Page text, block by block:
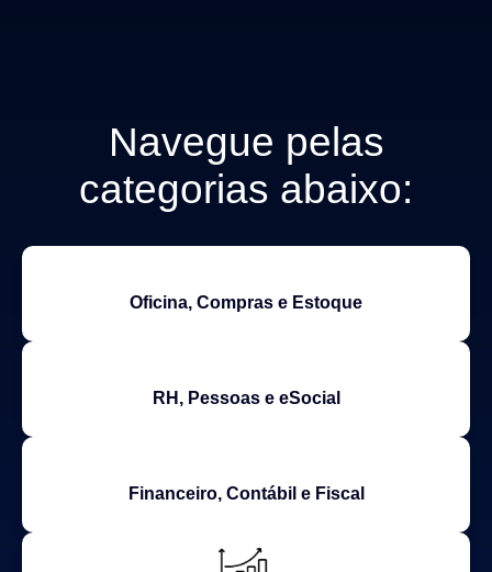
Navegue pelas
categorias abaixo:
Oficina, Compras e Estoque
RH, Pessoas e eSocial
Financeiro, Contábil e Fiscal